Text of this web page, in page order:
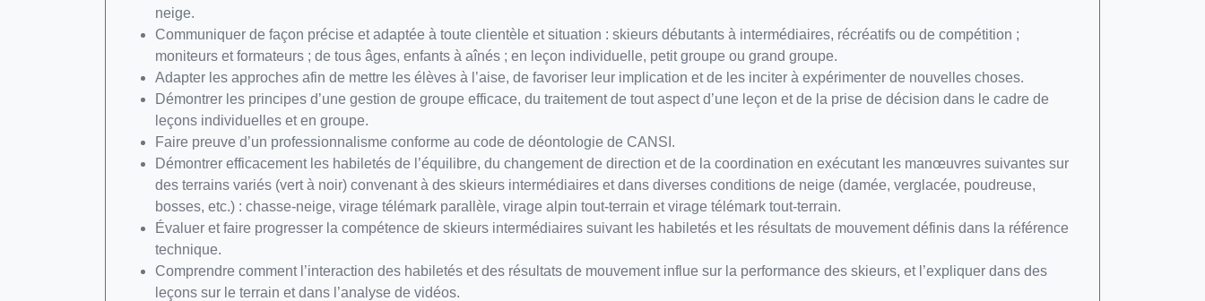
neige.
Communiquer de façon précise et adaptée à toute clientèle et situation : skieurs débutants à intermédiaires, récréatifs ou de compétition ;
moniteurs et formateurs ; de tous âges, enfants à aînés ; en leçon individuelle, petit groupe ou grand groupe.
Adapter les approches afin de mettre les élèves à l’aise, de favoriser leur implication et de les inciter à expérimenter de nouvelles choses.
Démontrer les principes d’une gestion de groupe efficace, du traitement de tout aspect d’une leçon et de la prise de décision dans le cadre de
leçons individuelles et en groupe.
Faire preuve d’un professionnalisme conforme au code de déontologie de CANSI.
Démontrer efficacement les habiletés de l’équilibre, du changement de direction et de la coordination en exécutant les manœuvres suivantes sur
des terrains variés (vert à noir) convenant à des skieurs intermédiaires et dans diverses conditions de neige (damée, verglacée, poudreuse,
bosses, etc.) : chasse-neige, virage télémark parallèle, virage alpin tout-terrain et virage télémark tout-terrain.
Évaluer et faire progresser la compétence de skieurs intermédiaires suivant les habiletés et les résultats de mouvement définis dans la référence
technique.
Comprendre comment l’interaction des habiletés et des résultats de mouvement influe sur la performance des skieurs, et l’expliquer dans des
leçons sur le terrain et dans l’analyse de vidéos.